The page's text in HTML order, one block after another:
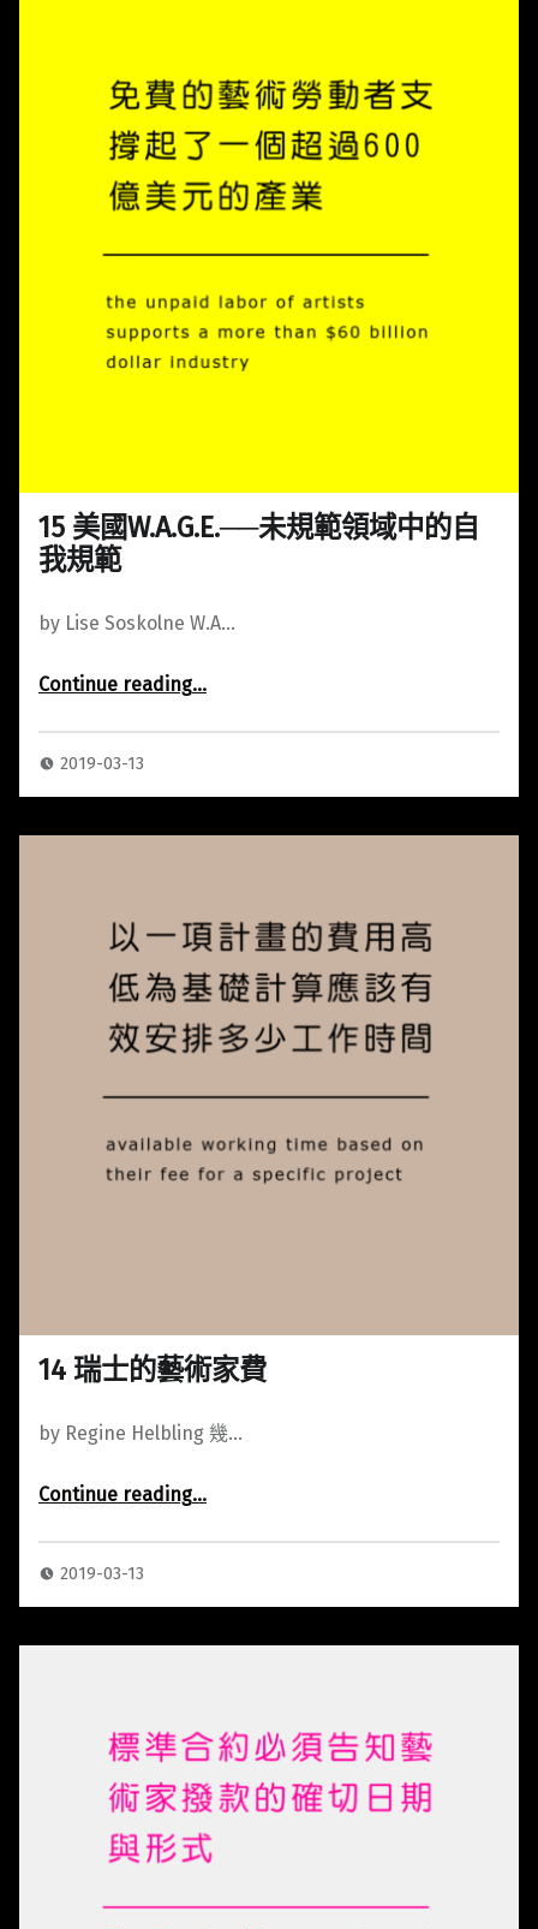
15 美國W.A.G.E.──未規範領域中的自
我規範
by Lise Soskolne W.A…
Continue reading“15 美國W.A.G.E.──未規範領域中的自我規範”
…
2019-03-13
14 瑞士的藝術家費
by Regine Helbling 幾…
Continue reading“14 瑞士的藝術家費”
…
2019-03-13